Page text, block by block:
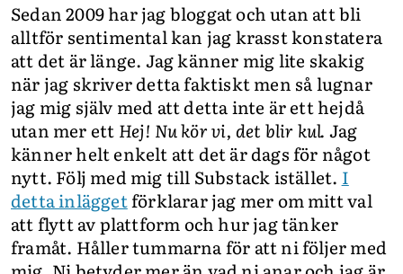
of
27
seconds
Sedan 2009 har jag bloggat och utan att bli
alltför sentimental kan jag krasst konstatera
att det är länge. Jag känner mig lite skakig
när jag skriver detta faktiskt men så lugnar
jag mig själv med att detta inte är ett hejdå
utan mer ett Hej! Nu kör vi, det blir kul. Jag
känner helt enkelt att det är dags för något
nytt. Följ med mig till Substack istället. I
detta inläggetförklarar jag mer om mitt val
att flytt av plattform och hur jag tänker
framåt. Håller tummarna för att ni följer med